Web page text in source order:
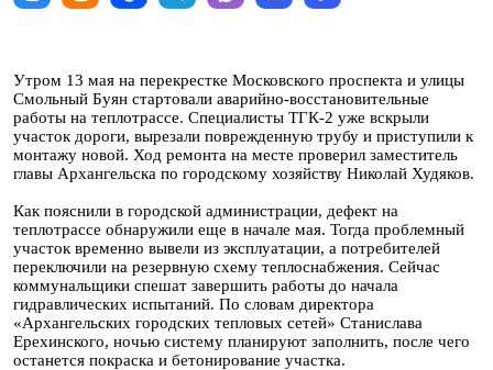
Утром 13 мая на перекрестке Московского проспекта и улицы
Смольный Буян стартовали аварийно-восстановительные
работы на теплотрассе. Специалисты ТГК-2 уже вскрыли
участок дороги, вырезали поврежденную трубу и приступили к
монтажу новой. Ход ремонта на месте проверил заместитель
главы Архангельска по городскому хозяйству Николай Худяков.
Как пояснили в городской администрации, дефект на
теплотрассе обнаружили еще в начале мая. Тогда проблемный
участок временно вывели из эксплуатации, а потребителей
переключили на резервную схему теплоснабжения. Сейчас
коммунальщики спешат завершить работы до начала
гидравлических испытаний. По словам директора
«Архангельских городских тепловых сетей» Станислава
Ерехинского, ночью систему планируют заполнить, после чего
останется покраска и бетонирование участка.